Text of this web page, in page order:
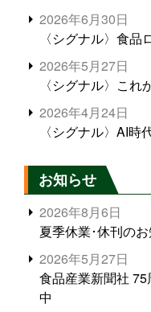
2026年6月30日
〈シグナル〉食品
2026年5月27日
〈シグナル〉こ
2026年4月24日
〈シグナル〉AI時
お知らせ
2026年8月6日
夏季休業･休刊の
2026年5月27日
食品産業新聞社
中